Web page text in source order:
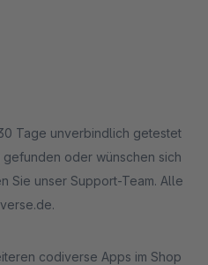
Tage unverbindlich getestet
oder wünschen sich
Sie unser Support-Team. Alle
codiverse Apps im Shop